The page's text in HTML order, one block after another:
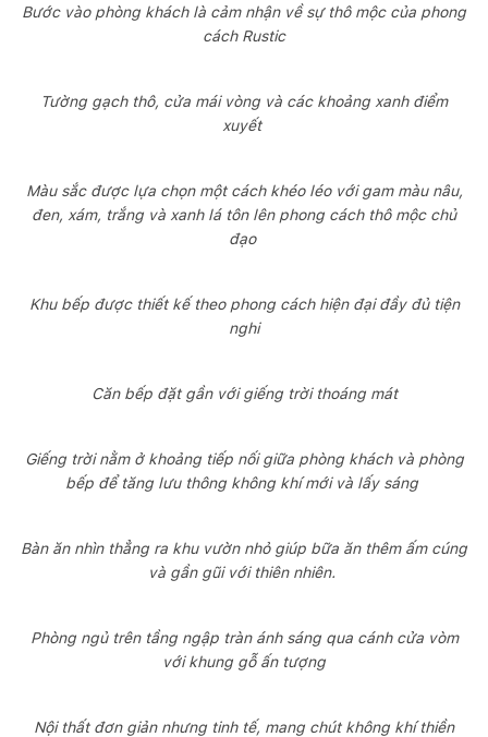
Bước vào phòng khách là cảm nhận về sự thô mộc của phong
cách Rustic
Tường gạch thô, cửa mái vòng và các khoảng xanh điểm
xuyết
Màu sắc được lựa chọn một cách khéo léo với gam màu nâu,
đen, xám, trắng và xanh lá tôn lên phong cách thô mộc chủ
đạo
Khu bếp được thiết kế theo phong cách hiện đại đầy đủ tiện
nghi
Căn bếp đặt gần với giếng trời thoáng mát
Giếng trời nằm ở khoảng tiếp nối giữa phòng khách và phòng
bếp để tăng lưu thông không khí mới và lấy sáng
Bàn ăn nhìn thẳng ra khu vườn nhỏ giúp bữa ăn thêm ấm cúng
và gần gũi với thiên nhiên.
Phòng ngủ trên tầng ngập tràn ánh sáng qua cánh cửa vòm
với khung gỗ ấn tượng
Nội thất đơn giản nhưng tinh tế, mang chút không khí thiền